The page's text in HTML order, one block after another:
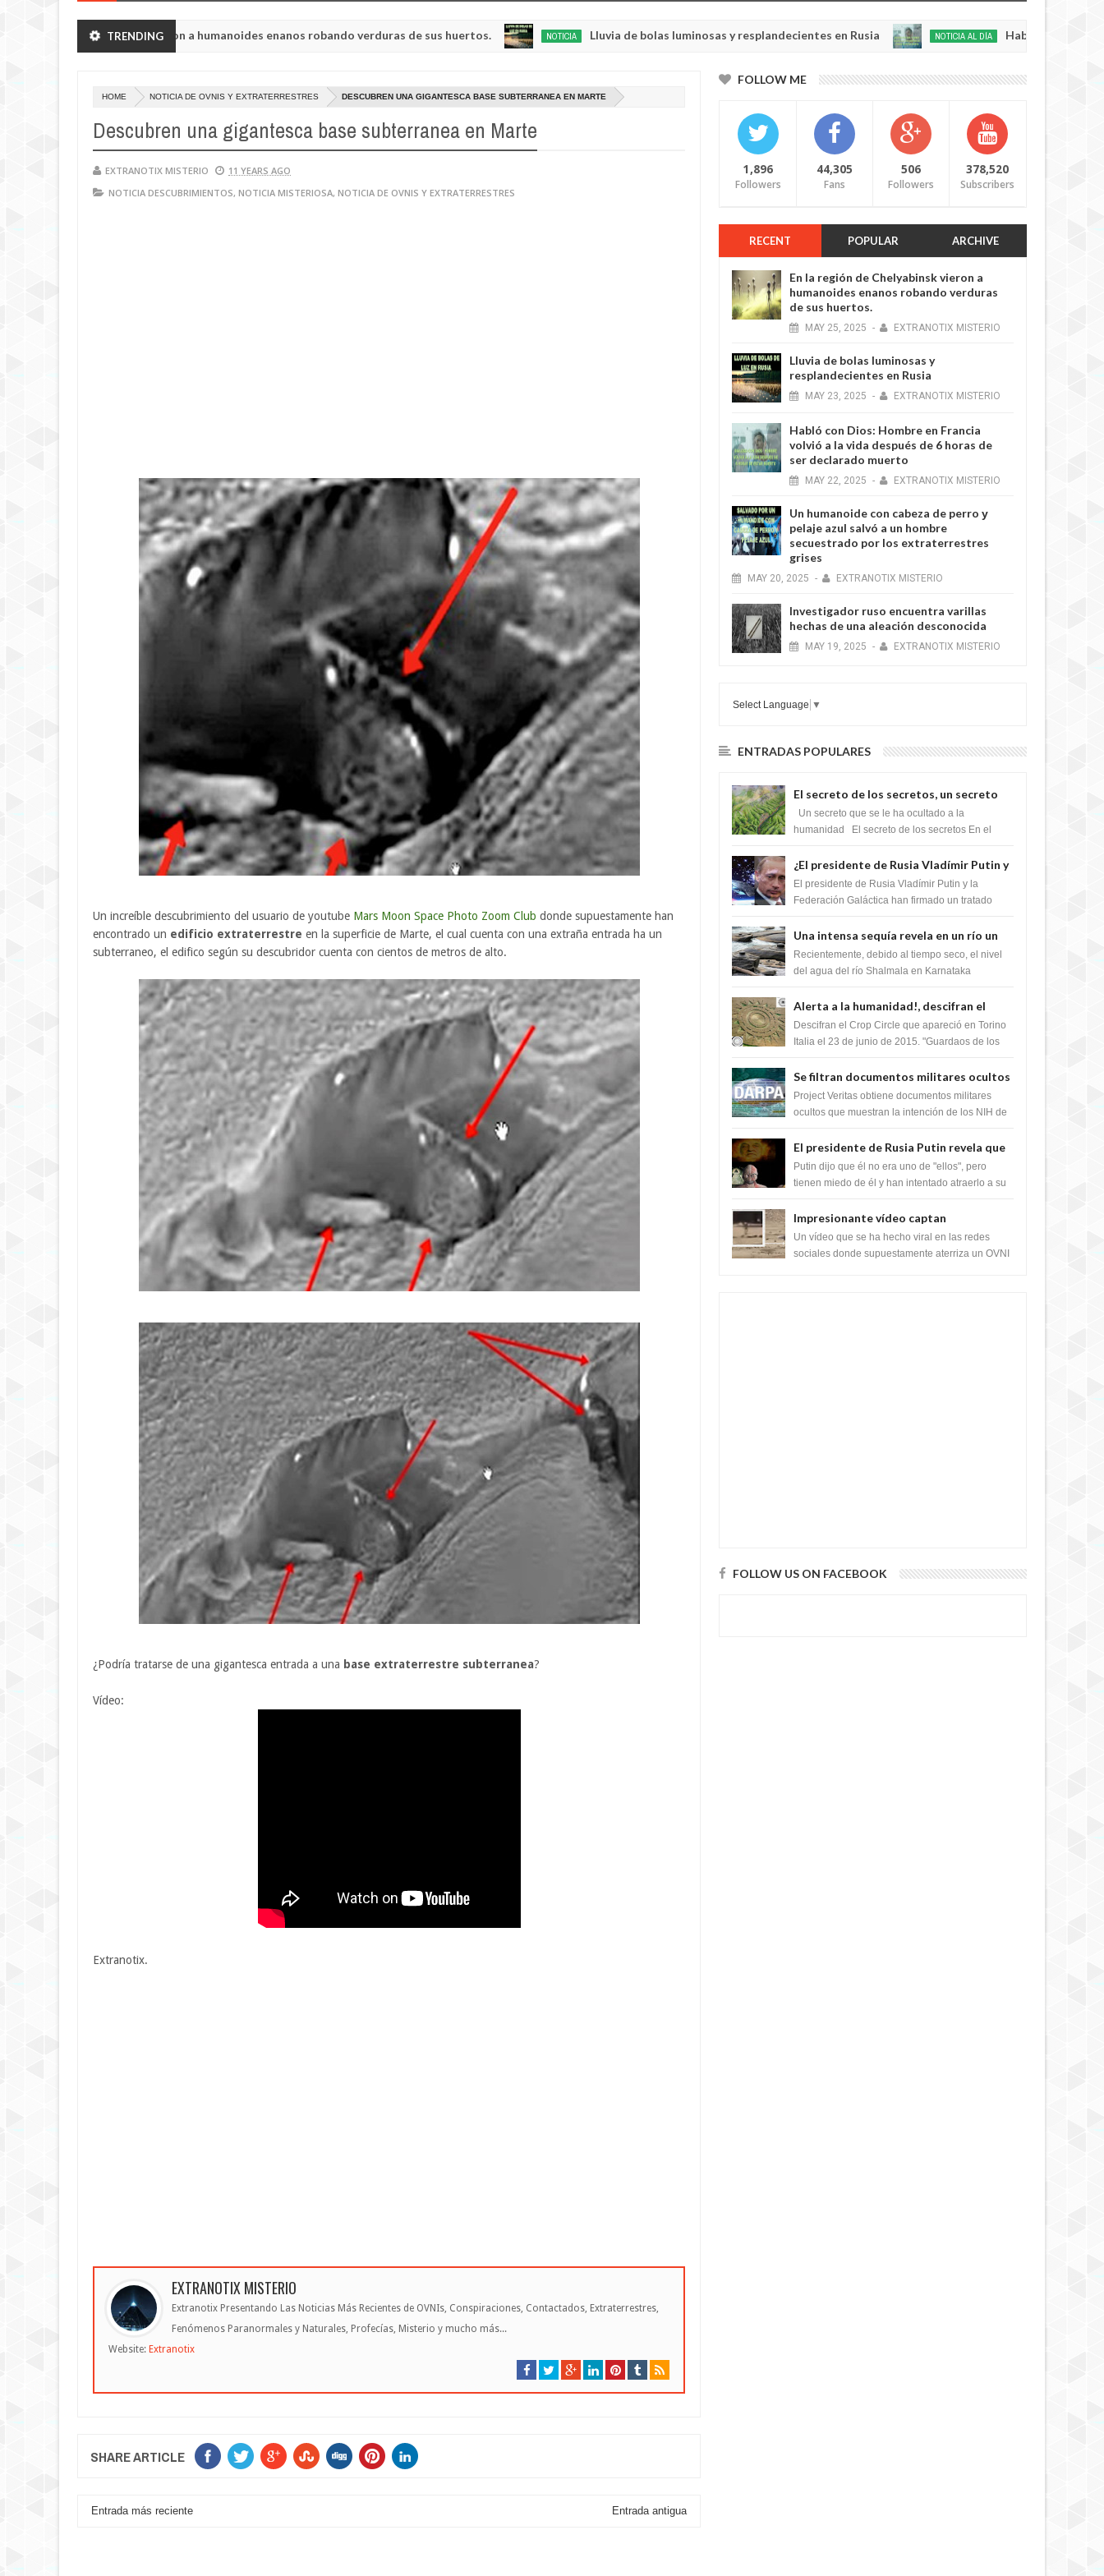
TRENDING
de Chelyabinsk vieron a humanoides enanos robando verduras de sus huertos. NOTICIA Lluvia de bolas luminosas y resplandecientes en Rusia
20250
NOTICIA AL DÍA Habló con Dios: Hombre
HOME NOTICIA DE OVNIS Y EXTRATERRESTRES DESCUBREN UNA GIGANTESCA BASE SUBTERRANEA EN MARTE
Descubren una gigantesca base subterranea en Marte
EXTRANOTIX MISTERIO
11 YEARS AGO
NOTICIA DESCUBRIMIENTOS, NOTICIA MISTERIOSA, NOTICIA DE OVNIS Y EXTRATERRESTRES
Un increíble descubrimiento del usuario de youtube Mars Moon Space Photo Zoom Club donde supuestamente han
encontrado un edificio extraterrestre en la superficie de Marte, el cual cuenta con una extraña entrada ha un
subterraneo, el edifico según su descubridor cuenta con cientos de metros de alto.
¿Podría tratarse de una gigantesca entrada a una base extraterrestre subterranea?
Vídeo:
Extranotix.
EXTRANOTIX MISTERIO
Extranotix Presentando Las Noticias Más Recientes de OVNIs, Conspiraciones, Contactados, Extraterrestres,
Fenómenos Paranormales y Naturales, Profecías, Misterio y mucho más...
Website: Extranotix
SHARE ARTICLE
Entrada más reciente Entrada antigua
FOLLOW ME
1,896
Followers
44,305
Fans
506
Followers
378,520
Subscribers
RECENT POPULAR ARCHIVE
En la región de Chelyabinsk vieron a
humanoides enanos robando verduras
de sus huertos.
MAY 25, 2025 - EXTRANOTIX MISTERIO
Lluvia de bolas luminosas y
resplandecientes en Rusia
MAY 23, 2025 - EXTRANOTIX MISTERIO
Habló con Dios: Hombre en Francia
volvió a la vida después de 6 horas de
ser declarado muerto
MAY 22, 2025 - EXTRANOTIX MISTERIO
Un humanoide con cabeza de perro у
pelaje azul salvó a un hombre
secuestrado por los extraterrestres
grises
MAY 20, 2025 - EXTRANOTIX MISTERIO
Investigador ruso encuentra varillas
hechas de una aleación desconocida
MAY 19, 2025 - EXTRANOTIX MISTERIO
Select Language ▼
ENTRADAS POPULARES
El secreto de los secretos, un secreto
que cambiaría por completo el destino
de la humanidad
Un secreto que se le ha ocultado a la
humanidad El secreto de los secretos En el
m...
¿El presidente de Rusia Vladímir Putin y
la Federación Galactica han firmado un
tratado para acabar con los Sionistas?
El presidente de Rusia Vladímir Putin y la
Federación Galáctica han firmado un tratado
Si...
Una intensa sequía revela en un río un
impresionante hallazgo de miles de
Shiva Lingas
Recientemente, debido al tiempo seco, el nivel
del agua del río Shalmala en Karnataka
Shiv...
Alerta a la humanidad!, descifran el
mensaje del Crop Circle de Torino ,Italia
Descifran el Crop Circle que apareció en Torino
Italia el 23 de junio de 2015. "Guardaos de los
Se filtran documentos militares ocultos
que muestran la intención de los NIH de
crear el SARS-CoV-2, utilizando la
Project Veritas obtiene documentos militares
ocultos que muestran la intención de los NIH de
El presidente de Rusia Putin revela que
la clase dominante en el mundo son los
híbridos reptiles
Putin dijo que él no era uno de "ellos", pero
tienen miedo de él y han intentado atraerlo a su
Impresionante vídeo captan
extraterrestres bajando de un OVNI en
Arabia Saudita
Un vídeo que se ha hecho viral en las redes
sociales donde supuestamente aterriza un OVNI
FOLLOW US ON FACEBOOK